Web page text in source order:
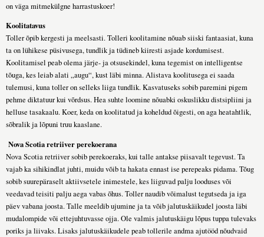
on väga mitmekülgne harrastuskoer!
Koolitatavus
Toller õpib kergesti ja meelsasti. Tolleri koolitamine nõuab siiski fantaasiat, kuna
ta on lühikese püsivusega, tundlik ja tüdineb kiiresti asjade kordumisest.
Koolitamisel peab olema järje- ja otsusekindel, kuna tegemist on intelligentse
tõuga, kes leiab alati „augu“, kust läbi minna. Alistava koolitusega ei saada
tulemusi, kuna toller on selleks liiga tundlik. Kasvatuseks sobib paremini pigem
pehme diktatuur kui võrdsus. Hea suhte loomine nõuabki oskuslikku distsipliini ja
helluse tasakaalu. Koer, keda on koolitatud ja koheldud õigesti, on aga heatahtlik,
sõbralik ja lõpuni truu kaaslane.
Nova Scotia retriiver perekoerana
Nova Scotia retriiver sobib perekoeraks, kui talle antakse piisavalt tegevust. Ta
vajab ka sihikindlat juhti, muidu võib ta hakata ennast ise perepeaks pidama. Tõug
sobib suurepäraselt aktiivsetele inimestele, kes liiguvad palju looduses või
veedavad teisiti palju aega vabas õhus. Toller naudib võimalust tegutseda ja iga
päev vabana joosta. Talle meeldib ujumine ja ta võib jalutuskäikudel joosta läbi
mudalompide või ettejuhtuvasse ojja. Ole valmis jalutuskäigu lõpus tuppa tulevaks
poriks ja liivaks. Lisaks jalutuskäikudele peab tollerile andma ajutööd nõudvaid